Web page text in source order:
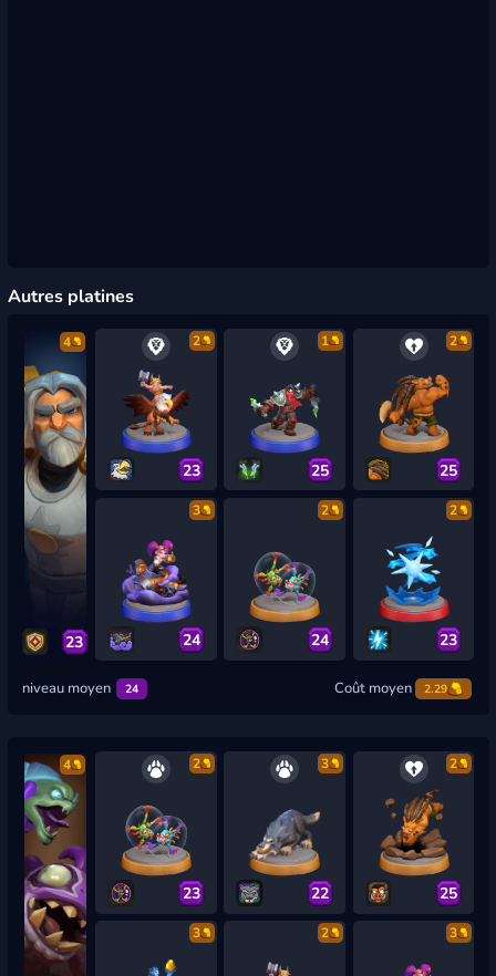
Autres platines
4
23
2
23
1
25
2
25
3
24
2
24
2
23
niveau moyen 24 Coût moyen 2.29
4 2
23
3
22
2
25
3 2 3